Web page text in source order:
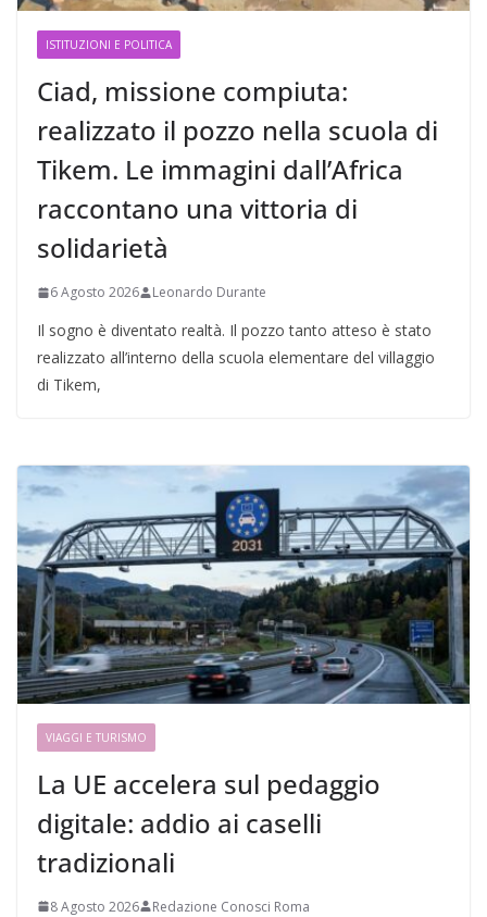
ISTITUZIONI E POLITICA
Ciad, missione compiuta:
realizzato il pozzo nella scuola di
Tikem. Le immagini dall’Africa
raccontano una vittoria di
solidarietà
6 Agosto 2026 Leonardo Durante
Il sogno è diventato realtà. Il pozzo tanto atteso è stato
realizzato all’interno della scuola elementare del villaggio
di Tikem,
VIAGGI E TURISMO
La UE accelera sul pedaggio
digitale: addio ai caselli
tradizionali
8 Agosto 2026 Redazione Conosci Roma